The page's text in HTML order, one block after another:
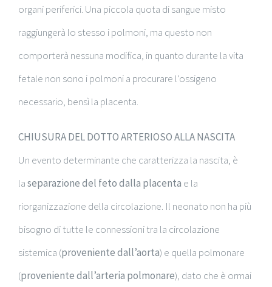
organi periferici. Una piccola quota di sangue misto
raggiungerà lo stesso i polmoni, ma questo non
comporterà nessuna modifica, in quanto durante la vita
fetale non sono i polmoni a procurare l’ossigeno
necessario, bensì la placenta.
CHIUSURA DEL DOTTO ARTERIOSO ALLA NASCITA
Un evento determinante che caratterizza la nascita, è
laseparazione del feto dalla placenta e la
riorganizzazione della circolazione. Il neonato non ha più
bisogno di tutte le connessioni tra la circolazione
sistemica (proveniente dall’aorta) e quella polmonare
(proveniente dall’arteria polmonare), dato che è ormai